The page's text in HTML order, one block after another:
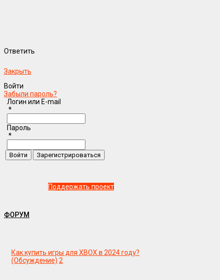
Ответить
Закрыть
Войти
Забыли пароль?
Логин или E-mail
*
Пароль
*
Поддержать проект
ФОРУМ
Как купить игры для XBOX в 2024 году?
(Обсуждение) 2